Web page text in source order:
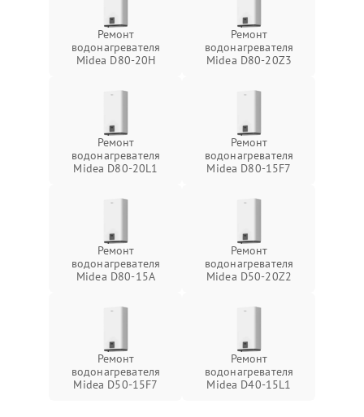
Ремонт
водонагревателя
Midea D80-20Н
Ремонт
водонагревателя
Midea D80-20Z3
Ремонт
водонагревателя
Midea D80-20L1
Ремонт
водонагревателя
Midea D80-15F7
Ремонт
водонагревателя
Midea D80-15A
Ремонт
водонагревателя
Midea D50-20Z2
Ремонт
водонагревателя
Midea D50-15F7
Ремонт
водонагревателя
Midea D40-15L1